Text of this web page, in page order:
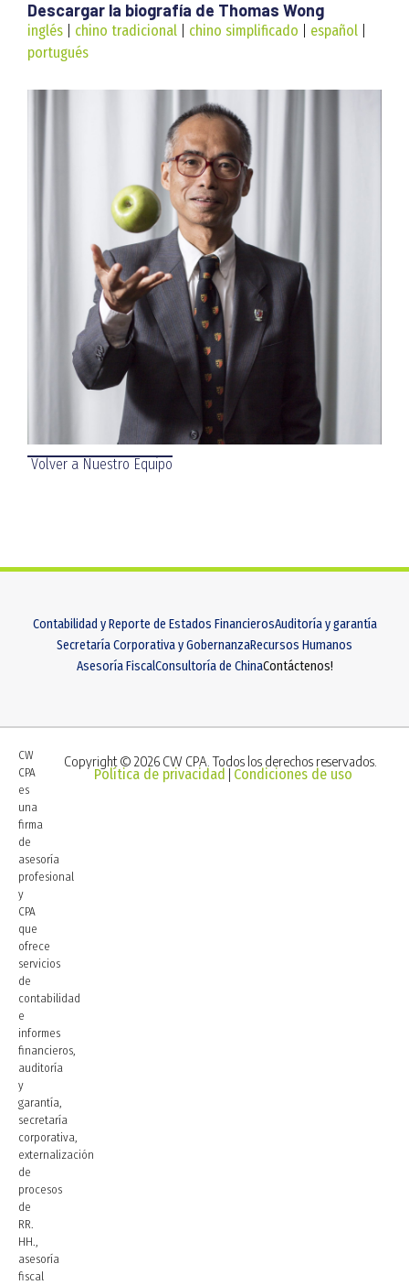
Descargar la biografía de Thomas Wong
inglés chino tradicional chino simplificado español
portugués
Volver a Nuestro Equipo
Contabilidad y Reporte de Estados FinancierosAuditoría y garantía
Secretaría Corporativa y GobernanzaRecursos Humanos
Asesoría FiscalConsultoría de ChinaContáctenos!
CW
CPA
es
una
firma
de
asesoría
profesional
y
CPA
que
ofrece
servicios
de
contabilidad
e
informes
financieros,
auditoría
y
garantía,
secretaría
corporativa,
externalización
de
procesos
de
RR.
HH.,
asesoría
fiscal
Copyright © 2026 CW CPA. Todos los derechos reservados.
Política de privacidad Condiciones de uso